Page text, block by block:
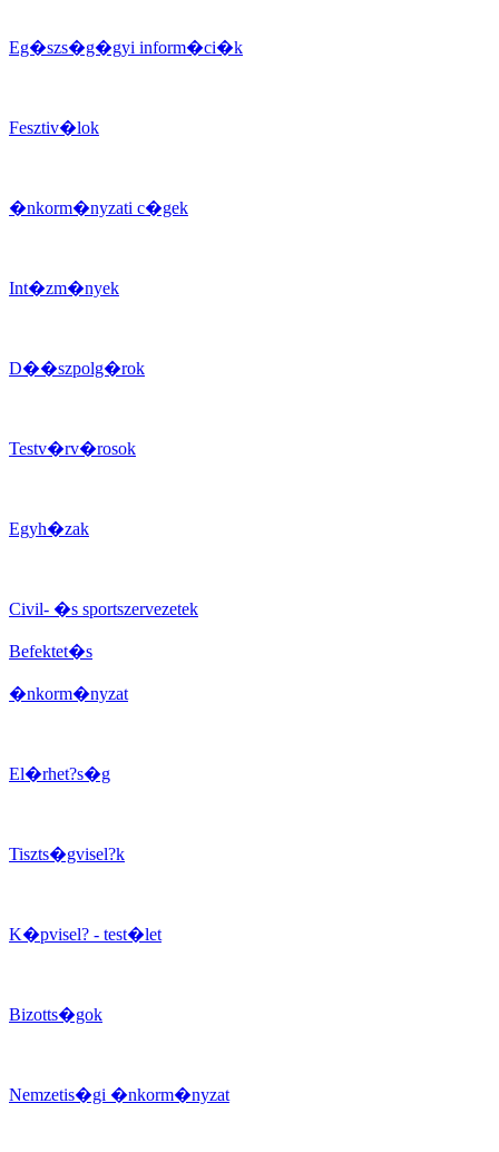
Eg�szs�g�gyi inform�ci�k
Fesztiv�lok
�nkorm�nyzati c�gek
Int�zm�nyek
D��szpolg�rok
Testv�rv�rosok
Egyh�zak
Civil- �s sportszervezetek
Befektet�s
�nkorm�nyzat
El�rhet?s�g
Tiszts�gvisel?k
K�pvisel? - test�let
Bizotts�gok
Nemzetis�gi �nkorm�nyzat